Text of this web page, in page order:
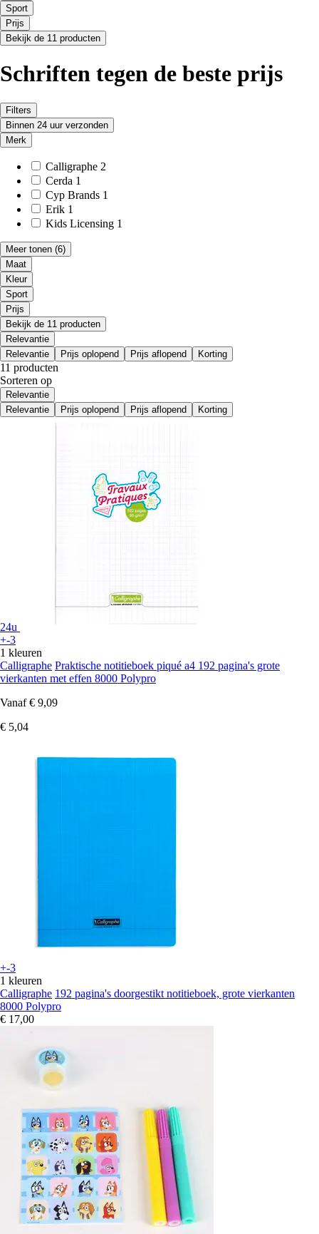
Sport
Prijs
Bekijk de 11 producten
Schriften tegen de beste prijs
Filters
Binnen 24 uur verzonden
Merk
Calligraphe 2
Cerda 1
Cyp Brands 1
Erik 1
Kids Licensing 1
Meer tonen (6)
Maat
Kleur
Sport
Prijs
Bekijk de 11 producten
Relevantie
Relevantie
Prijs oplopend Prijs aflopend Korting
11 producten
Sorteren op
Relevantie
Relevantie
Prijs oplopend Prijs aflopend Korting
24u
+-3
1 kleuren
Calligraphe Praktische notitieboek piqué a4 192 pagina's grote
vierkanten met effen 8000 Polypro
Vanaf € 9,09
€ 5,04
+-3
1 kleuren
Calligraphe 192 pagina's doorgestikt notitieboek, grote vierkanten
8000 Polypro
€ 17,00